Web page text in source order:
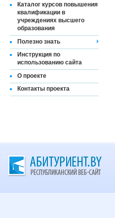
Каталог курсов повышения
квалификации в
учреждениях высшего
образования
Полезно знать
Инструкция по
использованию сайта
О проекте
Контакты проекта